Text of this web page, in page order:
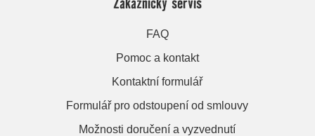
FAQ
Pomoc a kontakt
Kontaktní formulář
Formulář pro odstoupení od smlouvy
Možnosti doručení a vyzvednutí